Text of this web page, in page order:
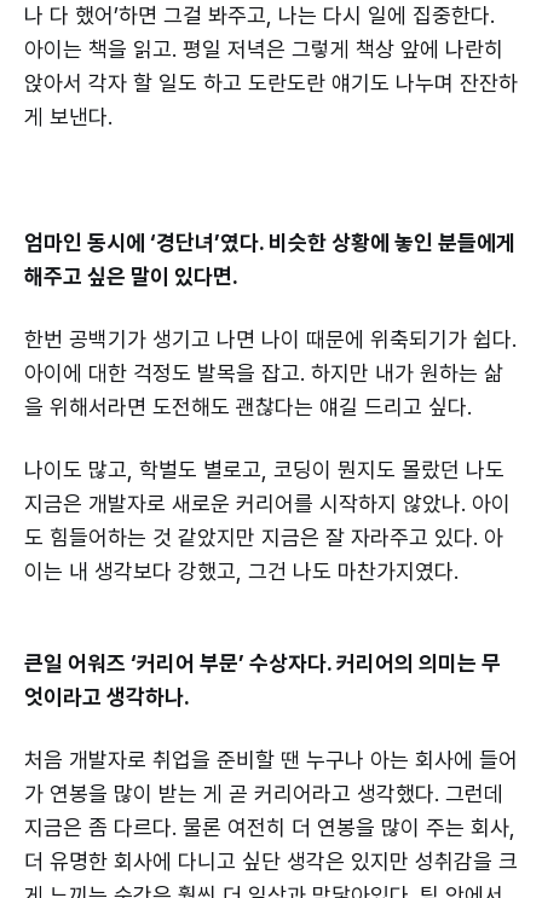
나 다 했어’하면 그걸 봐주고, 나는 다시 일에 집중한다.
아이는 책을 읽고. 평일 저녁은 그렇게 책상 앞에 나란히
앉아서 각자 할 일도 하고 도란도란 얘기도 나누며 잔잔하
게 보낸다.
엄마인 동시에 ‘경단녀’였다. 비슷한 상황에 놓인 분들에게
해주고 싶은 말이 있다면.
한번 공백기가 생기고 나면 나이 때문에 위축되기가 쉽다.
아이에 대한 걱정도 발목을 잡고. 하지만 내가 원하는 삶
을 위해서라면 도전해도 괜찮다는 얘길 드리고 싶다.
나이도 많고, 학벌도 별로고, 코딩이 뭔지도 몰랐던 나도
지금은 개발자로 새로운 커리어를 시작하지 않았나. 아이
도 힘들어하는 것 같았지만 지금은 잘 자라주고 있다. 아
이는 내 생각보다 강했고, 그건 나도 마찬가지였다.
큰일 어워즈 ‘커리어 부문’ 수상자다. 커리어의 의미는 무
엇이라고 생각하나.
처음 개발자로 취업을 준비할 땐 누구나 아는 회사에 들어
가 연봉을 많이 받는 게 곧 커리어라고 생각했다. 그런데
지금은 좀 다르다. 물론 여전히 더 연봉을 많이 주는 회사,
더 유명한 회사에 다니고 싶단 생각은 있지만 성취감을 크